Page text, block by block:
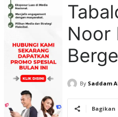
Noor
By Saddam
Bagikan